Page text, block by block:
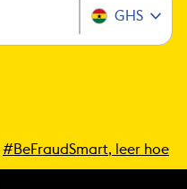
GHS
#BeFraudSmart, leer hoe